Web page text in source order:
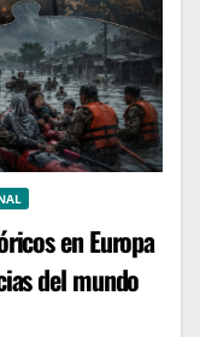
en Europa
del mundo